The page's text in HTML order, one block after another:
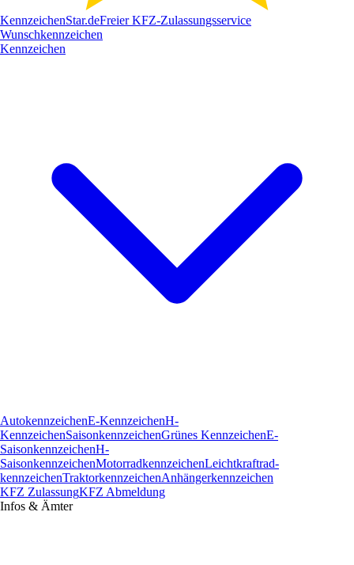
KennzeichenStar.deFreier KFZ-Zulassungsservice
Wunschkennzeichen
Kennzeichen
AutokennzeichenE-KennzeichenH-
KennzeichenSaisonkennzeichenGrünes KennzeichenE-
SaisonkennzeichenH-
SaisonkennzeichenMotorradkennzeichenLeichtkraftrad­
kennzeichenTraktorkennzeichenAnhängerkennzeichen
KFZ ZulassungKFZ Abmeldung
Infos & Ämter